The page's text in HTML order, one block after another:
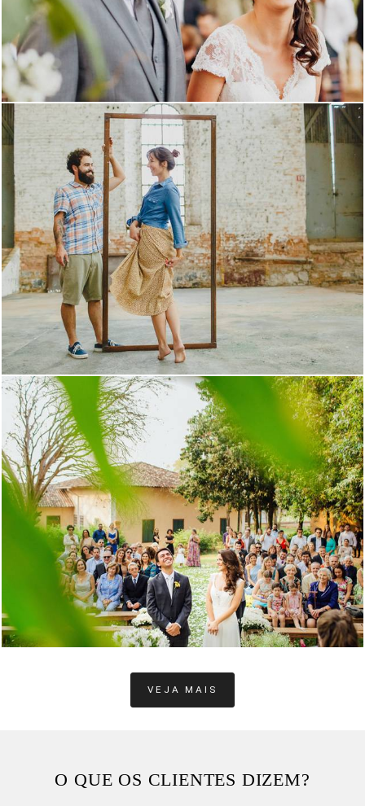
1547
1068 4
1228 8
VEJA MAIS
O QUE OS CLIENTES DIZEM?